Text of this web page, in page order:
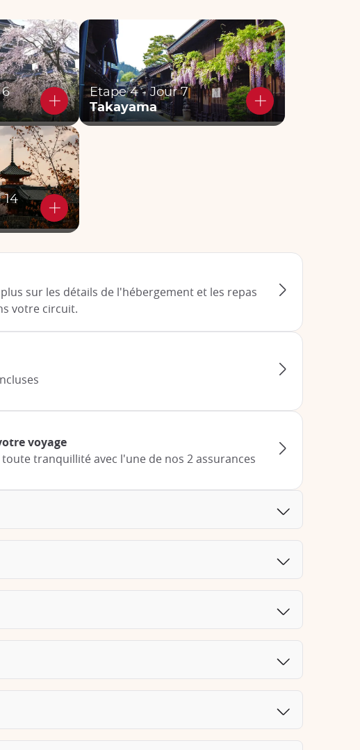
6
Etape 4 - Jour 7
Takayama
14
sur les détails de l'hébergement et les repas
votre circuit.
voyage
toute tranquillité avec l'une de nos 2 assurances